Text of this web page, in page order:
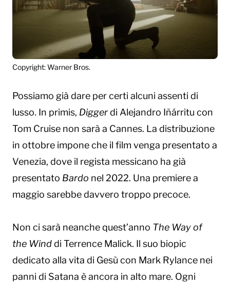
Copyright: Warner Bros.
Possiamo già dare per certi alcuni assenti di
lusso. In primis, Diggerdi Alejandro Iñárritu con
Tom Cruise non sarà a Cannes. La distribuzione
in ottobre impone che il film venga presentato a
Venezia, dove il regista messicano ha già
presentato Bardo nel 2022. Una premiere a
maggio sarebbe davvero troppo precoce.
Non ci sarà neanche quest’anno The Way of
the Winddi Terrence Malick. Il suo biopic
dedicato alla vita di Gesù con Mark Rylance nei
panni di Satana è ancora in alto mare. Ogni